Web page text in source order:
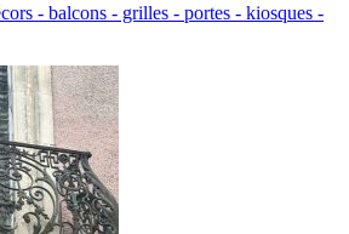
- balcons - grilles - portes - kiosques -